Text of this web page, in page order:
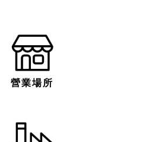
營業場所